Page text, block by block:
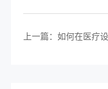
上一篇：如何在医疗